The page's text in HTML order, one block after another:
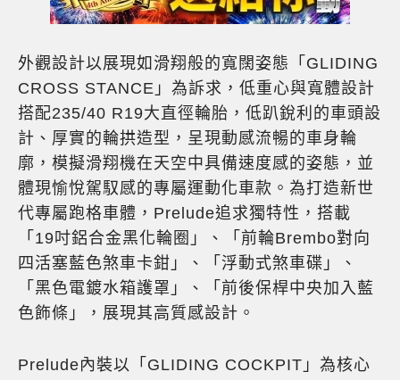
外觀設計以展現如滑翔般的寬闊姿態「GLIDING
CROSS STANCE」為訴求，低重心與寬體設計
搭配235/40 R19大直徑輪胎，低趴銳利的車頭設
計、厚實的輪拱造型，呈現動感流暢的車身輪
廓，模擬滑翔機在天空中具備速度感的姿態，並
體現愉悅駕馭感的專屬運動化車款。為打造新世
代專屬跑格車體，Prelude追求獨特性，搭載
「19吋鋁合金黑化輪圈」、「前輪Brembo對向
四活塞藍色煞車卡鉗」、「浮動式煞車碟」、
「黑色電鍍水箱護罩」、「前後保桿中央加入藍
色飾條」，展現其高質感設計。
Prelude內裝以「GLIDING COCKPIT」為核心